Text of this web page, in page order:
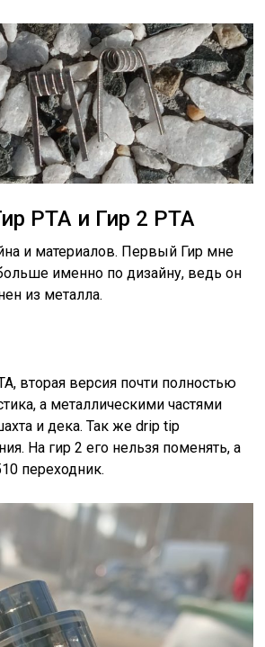
РТА и Гир 2 РТА
и материалов. Первый Гир мне
именно по дизайну, ведь он
из металла.
вторая версия почти полностью
а металлическими частями
и дека. Так же drip tip
На гир 2 его нельзя поменять, а
переходник.